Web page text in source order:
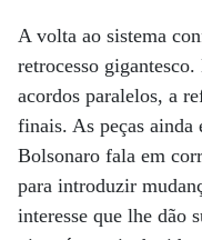
A volta ao sistema
retrocesso gigantesco.
acordos paralelos, a
finais. As peças ainda
Bolsonaro fala em
para introduzir
interesse que lhe dão